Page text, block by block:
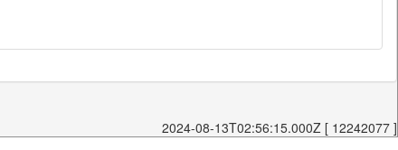
2024-08-13T02:56:15.000Z [ 12242077 ]